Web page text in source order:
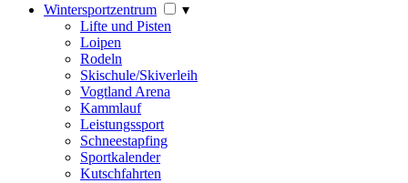
Wintersportzentrum
▾
Lifte und Pisten
Loipen
Rodeln
Skischule/Skiverleih
Vogtland Arena
Kammlauf
Leistungssport
Schneestapfing
Sportkalender
Kutschfahrten